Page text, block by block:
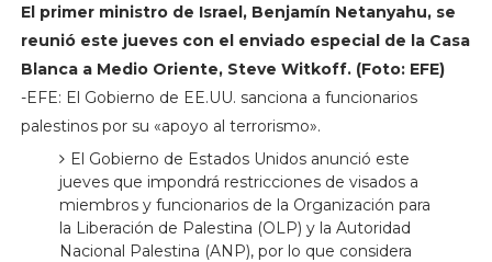
El primer ministro de Israel, Benjamín Netanyahu, se
reunió este jueves con el enviado especial de la Casa
Blanca a Medio Oriente, Steve Witkoff. (Foto: EFE)
-EFE: El Gobierno de EE.UU. sanciona a funcionarios
palestinos por su «apoyo al terrorismo».
El Gobierno de Estados Unidos anunció este
jueves que impondrá restricciones de visados a
miembros y funcionarios de la Organización para
la Liberación de Palestina (OLP) y la Autoridad
Nacional Palestina (ANP), por lo que considera